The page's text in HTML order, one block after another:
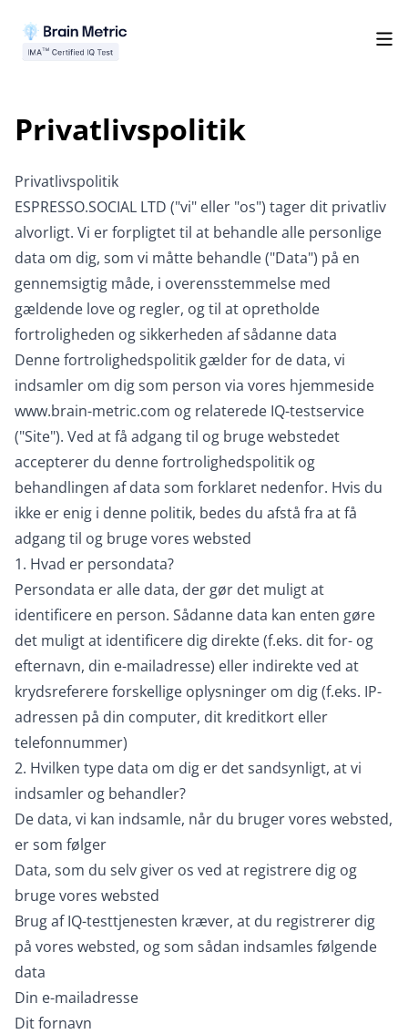
Privatlivspolitik
Privatlivspolitik
ESPRESSO.SOCIAL LTD ("vi" eller "os") tager dit privatliv
alvorligt. Vi er forpligtet til at behandle alle personlige
data om dig, som vi måtte behandle ("Data") på en
gennemsigtig måde, i overensstemmelse med
gældende love og regler, og til at opretholde
fortroligheden og sikkerheden af sådanne data
Denne fortrolighedspolitik gælder for de data, vi
indsamler om dig som person via vores hjemmeside
www.brain-metric.com og relaterede IQ-testservice
("Site"). Ved at få adgang til og bruge webstedet
accepterer du denne fortrolighedspolitik og
behandlingen af data som forklaret nedenfor. Hvis du
ikke er enig i denne politik, bedes du afstå fra at få
adgang til og bruge vores websted
1. Hvad er persondata?
Persondata er alle data, der gør det muligt at
identificere en person. Sådanne data kan enten gøre
det muligt at identificere dig direkte (f.eks. dit for- og
efternavn, din e-mailadresse) eller indirekte ved at
krydsreferere forskellige oplysninger om dig (f.eks. IP-
adressen på din computer, dit kreditkort eller
telefonnummer)
2. Hvilken type data om dig er det sandsynligt, at vi
indsamler og behandler?
De data, vi kan indsamle, når du bruger vores websted,
er som følger
Data, som du selv giver os ved at registrere dig og
bruge vores websted
Brug af IQ-testtjenesten kræver, at du registrerer dig
på vores websted, og som sådan indsamles følgende
data
Din e-mailadresse
Dit fornavn